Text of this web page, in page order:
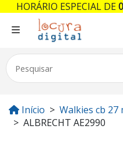
Início Walkies cb 27
ALBRECHT AE2990
HORÁRIO ESPECIAL DE